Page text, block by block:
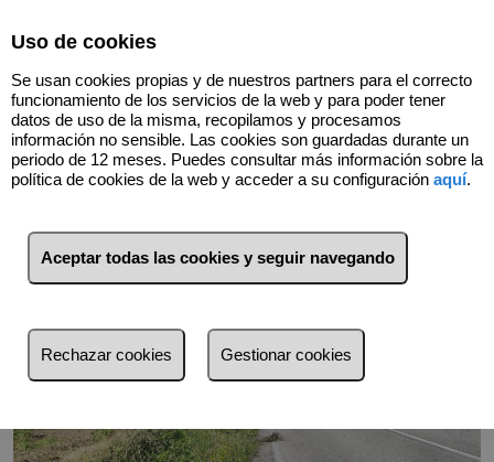
Volver
Uso de cookies
Se usan cookies propias y de nuestros partners para el correcto
funcionamiento de los servicios de la web y para poder tener
datos de uso de la misma, recopilamos y procesamos
información no sensible. Las cookies son guardadas durante un
periodo de 12 meses. Puedes consultar más información sobre la
política de cookies de la web y acceder a su configuración aquí.
Aceptar todas las cookies y seguir navegando
Rechazar cookies Gestionar cookies